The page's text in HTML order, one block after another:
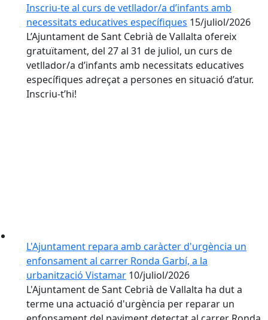
Inscriu-te al curs de vetllador/a d’infants amb
necessitats educatives específiques 15/juliol/2026
L’Ajuntament de Sant Cebrià de Vallalta ofereix
gratuïtament, del 27 al 31 de juliol, un curs de
vetllador/a d’infants amb necessitats educatives
específiques adreçat a persones en situació d’atur.
Inscriu-t’hi!
L'Ajuntament repara amb caràcter d'urgència un
enfonsament al carrer Ronda Garbí, a la
urbanització Vistamar 10/juliol/2026
L'Ajuntament de Sant Cebrià de Vallalta ha dut a
terme una actuació d'urgència per reparar un